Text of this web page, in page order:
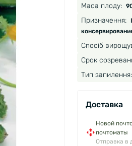
Маса плоду:
Призначення:
Спосіб
Срок
Тип запилення:
Доставка
Новой
почтоматы
Отправка в